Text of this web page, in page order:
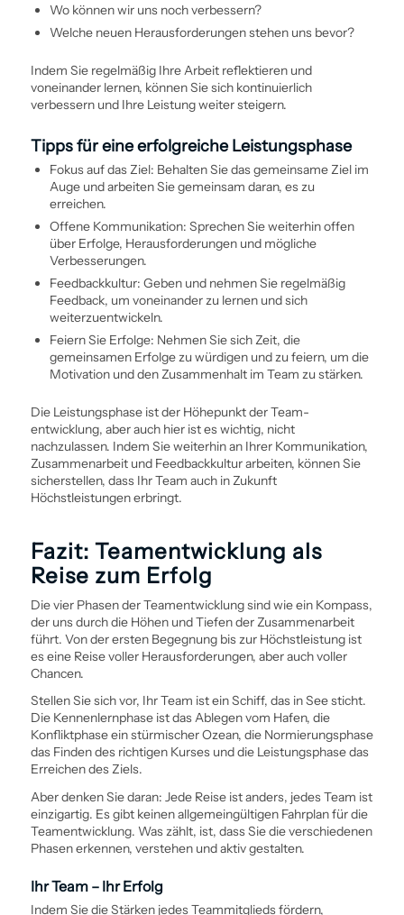
Wo können wir uns noch verbessern?
Welche neuen Herausforderungen stehen uns bevor?
Indem Sie regelmäßig Ihre Arbeit reflektieren und
voneinander lernen, können Sie sich kontinuierlich
verbessern und Ihre Leistung weiter steigern.
Tipps für eine erfolgreiche Leistungsphase
Fokus auf das Ziel: Behalten Sie das gemeinsame Ziel im
Auge und arbeiten Sie gemeinsam daran, es zu
erreichen.
Offene Kommunikation: Sprechen Sie weiterhin offen
über Erfolge, Herausforderungen und mögliche
Verbesserungen.
Feedbackkultur: Geben und nehmen Sie regelmäßig
Feedback, um voneinander zu lernen und sich
weiterzuentwickeln.
Feiern Sie Erfolge: Nehmen Sie sich Zeit, die
gemeinsamen Erfolge zu würdigen und zu feiern, um die
Motivation und den Zusammenhalt im Team zu stärken.
Die Leistungsphase ist der Höhepunkt der Team­
entwicklung, aber auch hier ist es wichtig, nicht
nachzulassen. Indem Sie weiterhin an Ihrer Kommunikation,
Zusammenarbeit und Feedbackkultur arbeiten, können Sie
sicherstellen, dass Ihr Team auch in Zukunft
Höchstleistungen erbringt.
Fazit: Team­entwicklung als
Reise zum Erfolg
Die vier Phasen der Team­entwicklung sind wie ein Kompass,
der uns durch die Höhen und Tiefen der Zusammenarbeit
führt. Von der ersten Begegnung bis zur Höchstleistung ist
es eine Reise voller Herausforderungen, aber auch voller
Chancen.
Stellen Sie sich vor, Ihr Team ist ein Schiff, das in See sticht.
Die Kennenlernphase ist das Ablegen vom Hafen, die
Konfliktphase ein stürmischer Ozean, die Normierungsphase
das Finden des richtigen Kurses und die Leistungsphase das
Erreichen des Ziels.
Aber denken Sie daran: Jede Reise ist anders, jedes Team ist
einzigartig. Es gibt keinen allgemeingültigen Fahrplan für die
Team­entwicklung. Was zählt, ist, dass Sie die verschiedenen
Phasen erkennen, verstehen und aktiv gestalten.
Ihr Team – Ihr Erfolg
Indem Sie die Stärken jedes Teammitglieds fördern,